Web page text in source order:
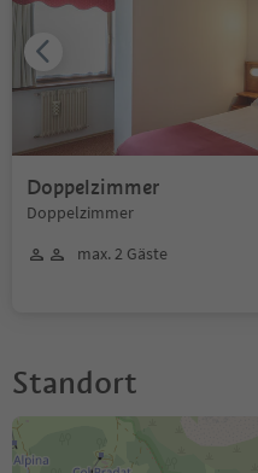
Doppelzimmer
Doppelzimmer
max. 2 Gäste
Standort